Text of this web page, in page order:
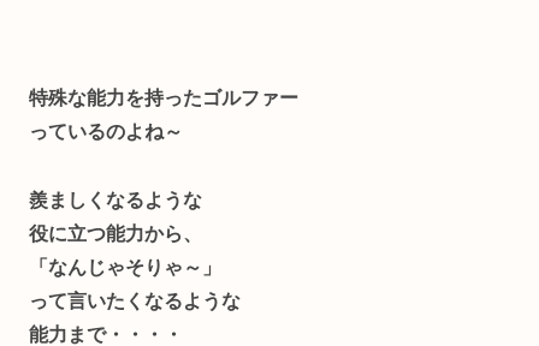
特殊な能力を持ったゴルファー
っているのよね～
羨ましくなるような
役に立つ能力から、
「なんじゃそりゃ～」
って言いたくなるような
能力まで・・・・